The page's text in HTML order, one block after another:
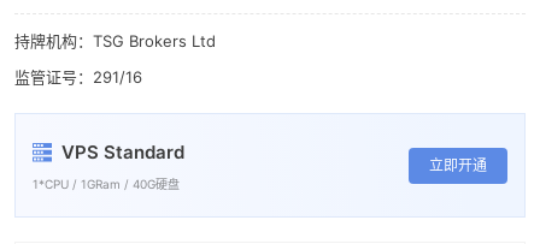
持牌机构：TSG Brokers Ltd
监管证号：291/16
VPS Standard
1*CPU / 1GRam / 40G硬盘
立即开通